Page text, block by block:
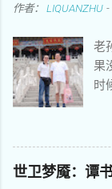
得
想
歌
嫩
知
他
作者： LIQUANZHU -
老
果
时
待
的
世卫梦魇：谭